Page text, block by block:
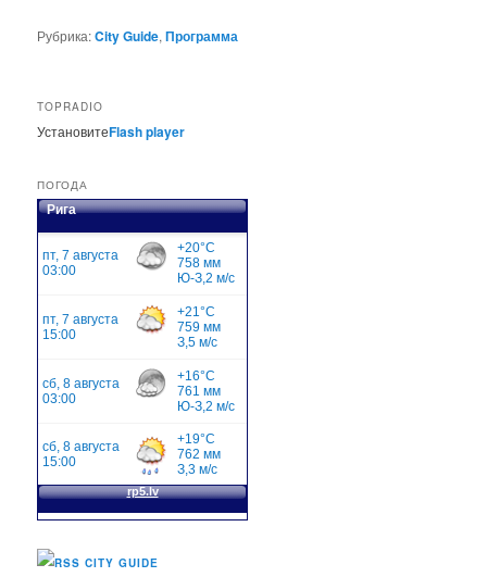
Рубрика:City Guide,Программа
TOPRADIO
УстановитеFlash player
ПОГОДА
Рига
CITY GUIDE